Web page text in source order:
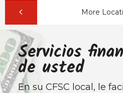
More
Servicios
de usted
En su CFSC local, le